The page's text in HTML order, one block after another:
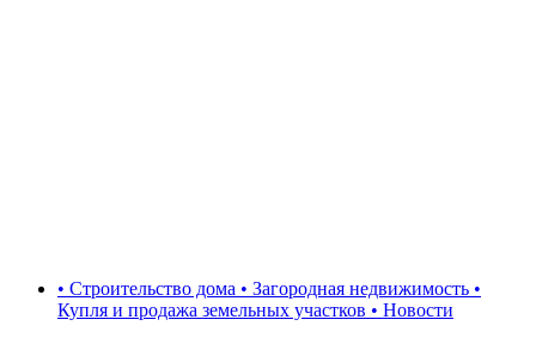
• Строительство дома • Загородная недвижимость •
Купля и продажа земельных участков • Новости